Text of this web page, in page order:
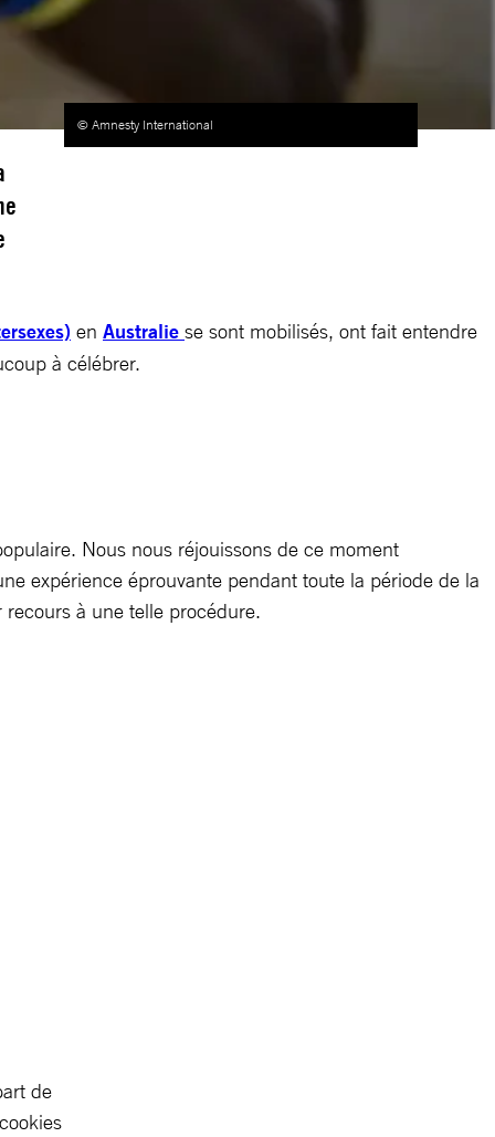
© Amnesty International
en Australie se sont mobilisés, ont fait entendre
à célébrer.
Nous nous réjouissons de ce moment
expérience éprouvante pendant toute la période de la
à une telle procédure.
de